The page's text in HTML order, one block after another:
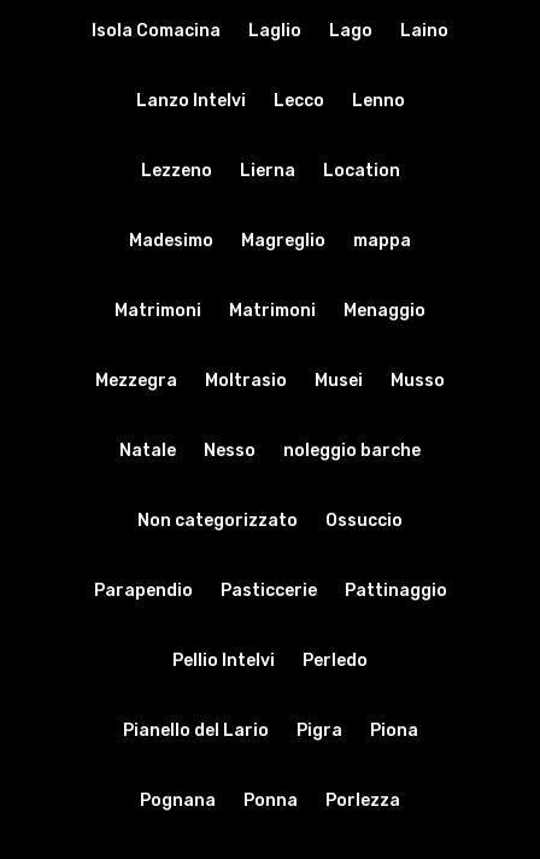
Isola Comacina Laglio Lago Laino
Lanzo Intelvi Lecco Lenno
Lezzeno Lierna Location
Madesimo Magreglio mappa
Matrimoni Matrimoni Menaggio
Mezzegra Moltrasio Musei Musso
Natale Nesso noleggio barche
Non categorizzato Ossuccio
Parapendio Pasticcerie Pattinaggio
Pellio Intelvi Perledo
Pianello del Lario Pigra Piona
Pognana Ponna Porlezza